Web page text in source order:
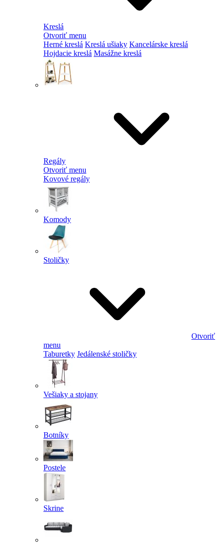
Kreslá
Otvoriť menu
Herné kreslá Kreslá ušiaky Kancelárske kreslá
Hojdacie kreslá Masážne kreslá
Regály
Otvoriť menu
Kovové regály
Komody
Stoličky
Otvoriť
menu
Taburetky Jedálenské stoličky
Vešiaky a stojany
Botníky
Postele
Skrine